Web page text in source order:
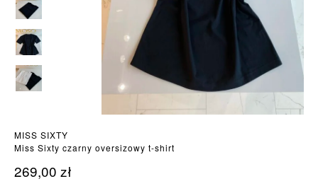
MISS SIXTY
Miss Sixty czarny oversizowy t-shirt
269,00 zł